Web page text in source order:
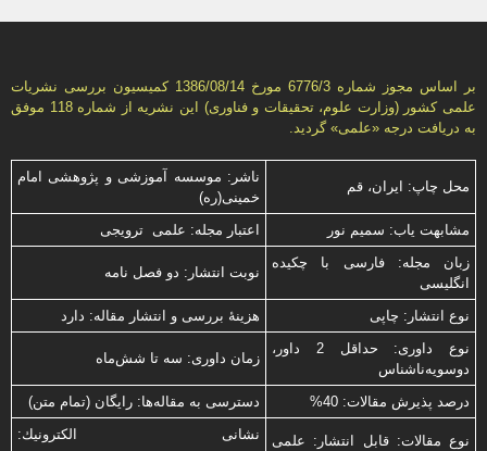
بر اساس مجوز شماره 6776/3 مورخ 1386/08/14 كمیسیون بررسى نشریات
علمى كشور (وزارت علوم، تحقیقات و فناورى) این نشریه از شماره 118 موفق
به دریافت درجه «علمى» گردید.
محل چاپ: ایران، قم
ناشر: موسسه آموزشی و پژوهشی امام
خمینی(ره)
مشابهت ياب: سميم نور
اعتبار مجله: علمی ترویجی
زبان مجله: فارسی با چكیده
انگلیسی
نوبت انتشار: دو فصل نامه
نوع انتشار: چاپی
هزینۀ بررسی و انتشار مقاله: دارد
نوع داوری: حداقل 2 داور،
دوسویه‌ناشناس
زمان داوری: سه تا شش‌ماه
درصد پذیرش مقالات: 40% دسترسی به مقاله‌ها: رایگان (تمام متن)
نوع مقالات: قابل انتشار: علمی
نشانی الكترونیك: